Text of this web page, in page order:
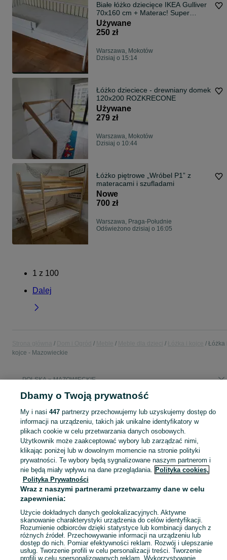
Białe łóżko dziecięce IKEA Gulliver
70x160 cm + Materac! Super
zestaw
Używane
250 zł
Warszawa, Mokotów
Dzisiaj o 15:14
Łóżko dzieciece - drewniany domek
120x200 ROZKRECONE
Używane
279 zł
Warszawa, Mokotów
Dzisiaj o 10:44
Łóżko piętrowe „Wróbel P1” z
materacami i szufladami
Nowe
700 zł
Warszawa, Praga-Południe
Odświeżono dzisiaj o 16:05
1 z 100
Dalej
Łóżka
kojce - Mazowieckie
POLSKA » MAZOWIECKIE
Sprzedaż łóżek i kojców dla dzieci Mazowieckie ▶️ Szeroki wybór modeli i materiałów ✅ Nowe i używane w atrakcyjnych cenach ☝ Sprawdź oferty na OLX.pl!
Mapa kategorii
Mapa miejscowości
Mapa ministron
Popularne wyszukiwania
Dbamy o Twoją prywatność
My i nasi 447partnerzy przechowujemy lub uzyskujemy dostęp do
informacji na urządzeniu, takich jak unikalne identyfikatory w
plikach cookie w celu przetwarzania danych osobowych.
Użytkownik może zaakceptować wybory lub zarządzać nimi,
klikając poniżej lub w dowolnym momencie na stronie polityki
prywatności. Te wybory będą sygnalizowane naszym partnerom i
nie będą miały wpływu na dane przeglądania. Polityka cookies,
Polityka Prywatności
Wraz z naszymi partnerami przetwarzamy dane w celu
zapewnienia:
Użycie dokładnych danych geolokalizacyjnych. Aktywne
skanowanie charakterystyki urządzenia do celów identyfikacji.
Rozumienie odbiorców dzięki statystyce lub kombinacji danych z
różnych źródeł. Przechowywanie informacji na urządzeniu lub
dostęp do nich. Pomiar efektywności reklam. Rozwój i ulepszanie
usług. Tworzenie profili w celu personalizacji treści. Tworzenie
profili w celu spersonalizowanych reklam. Wykorzystywanie